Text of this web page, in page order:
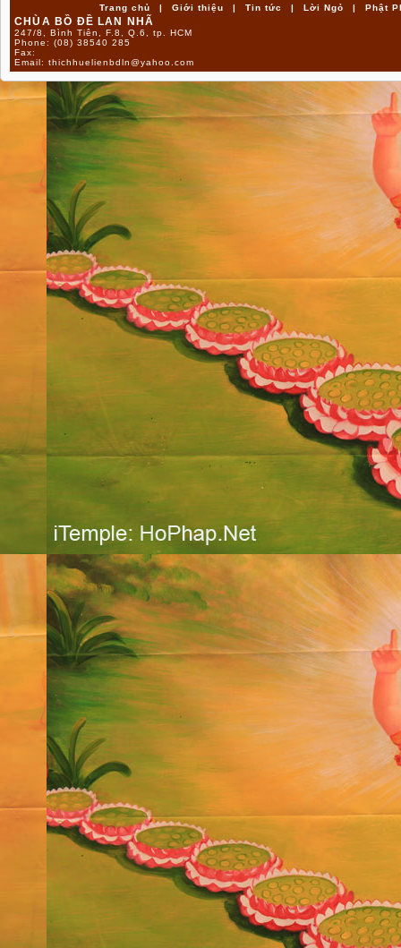
Trang chủ | Giới thiệu | Tin tức | Lời Ngỏ | Phật
CHÙA BỒ ĐỀ LAN NHÃ
247/8, Bình Tiên, F.8, Q.6, tp. HCM
Phone: (08) 38540 285
Fax:
Email: thichhuelienbdln@yahoo.com